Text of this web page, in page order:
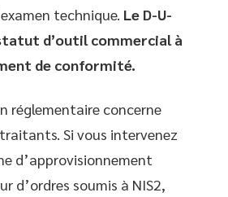
technique. Le D-U-
d’outil commercial à
de conformité.
réglementaire concerne
Si vous intervenez
d’approvisionnement
d’ordres soumis à NIS2,